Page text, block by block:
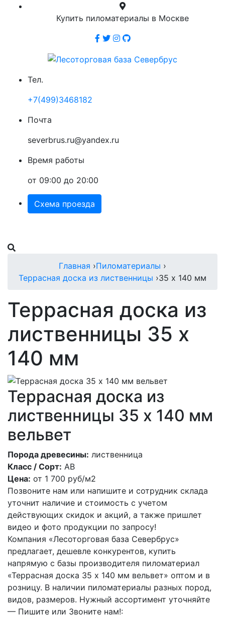
Купить пиломатериалы в Москве
Тел.
+7(499)3468182
Почта
severbrus.ru@yandex.ru
Время работы
от 09:00 до 20:00
Схема проезда
Главная ›Пиломатериалы ›
Террасная доска из лиственницы ›35 х 140 мм
Террасная доска из
лиственницы 35 х
140 мм
Террасная доска из
лиственницы 35 х 140 мм
вельвет
Порода древесины: лиственница
Класс / Сорт: АВ
Цена: от 1 700 руб/м2
Позвоните нам или напишите и сотрудник склада
уточнит наличие и стоимость с учетом
действующих скидок и акций, а также пришлет
видео и фото продукции по запросу!
Компания «Лесоторговая база Севербрус»
предлагает, дешевле конкурентов, купить
напрямую с базы производителя пиломатериал
«Террасная доска 35 х 140 мм вельвет» оптом и в
розницу. В наличии пиломатериалы разных пород,
видов, размеров. Нужный ассортимент уточняйте
— Пишите или Звоните нам!: